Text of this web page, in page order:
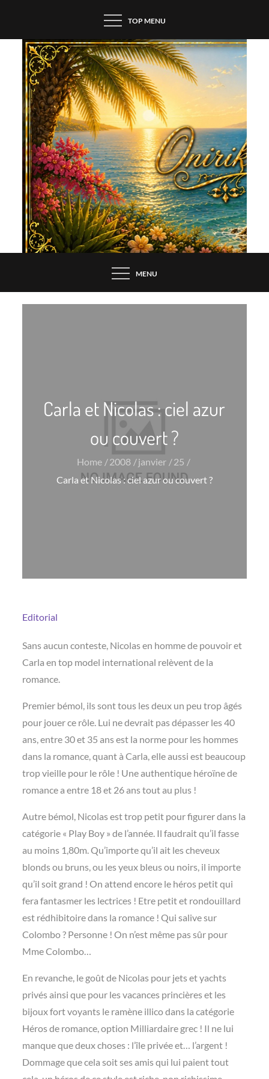
content
TOP MENU
MENU
Carla et Nicolas : ciel azur
ou couvert ?
Home 2008 janvier
25
Carla et Nicolas : ciel azur ou couvert ?
Editorial
Sans aucun conteste, Nicolas en homme de pouvoir et
Carla en top model international relèvent de la
romance.
Premier bémol, ils sont tous les deux un peu trop âgés
pour jouer ce rôle. Lui ne devrait pas dépasser les 40
ans, entre 30 et 35 ans est la norme pour les hommes
dans la romance, quant à Carla, elle aussi est beaucoup
trop vieille pour le rôle ! Une authentique héroïne de
romance a entre 18 et 26 ans tout au plus !
Autre bémol, Nicolas est trop petit pour figurer dans la
catégorie « Play Boy » de l’année. Il faudrait qu’il fasse
au moins 1,80m. Qu’importe qu’il ait les cheveux
blonds ou bruns, ou les yeux bleus ou noirs, il importe
qu’il soit grand ! On attend encore le héros petit qui
fera fantasmer les lectrices ! Etre petit et rondouillard
est rédhibitoire dans la romance ! Qui salive sur
Colombo ? Personne ! On n’est même pas sûr pour
Mme Colombo…
En revanche, le goût de Nicolas pour jets et yachts
privés ainsi que pour les vacances princières et les
bijoux fort voyants le ramène illico dans la catégorie
Héros de romance, option Milliardaire grec ! Il ne lui
manque que deux choses : l’île privée et… l’argent !
Dommage que cela soit ses amis qui lui paient tout